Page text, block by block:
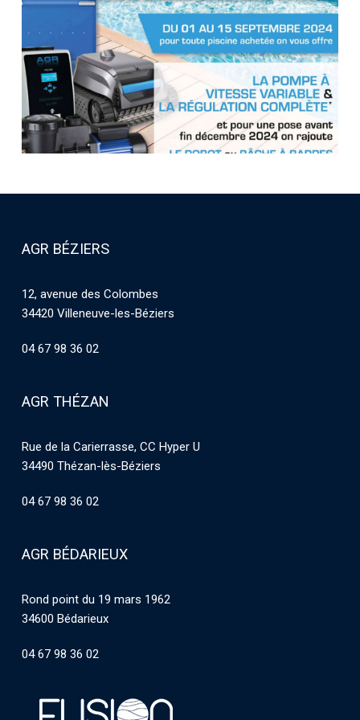
AGR BÉZIERS
12, avenue des Colombes
34420 Villeneuve-les-Béziers
04 67 98 36 02
AGR THÉZAN
Rue de la Carierrasse, CC Hyper U
34490 Thézan-lès-Béziers
04 67 98 36 02
AGR BÉDARIEUX
Rond point du 19 mars 1962
34600 Bédarieux
04 67 98 36 02